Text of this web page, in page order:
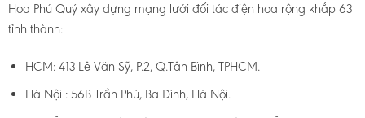
Hoa Phú Quý xây dựng mạng lưới đối tác điện hoa rộng khắp 63
tỉnh thành:
HCM: 413 Lê Văn Sỹ, P.2, Q.Tân Bình, TPHCM.
Hà Nội : 56B Trần Phú, Ba Đình, Hà Nội.